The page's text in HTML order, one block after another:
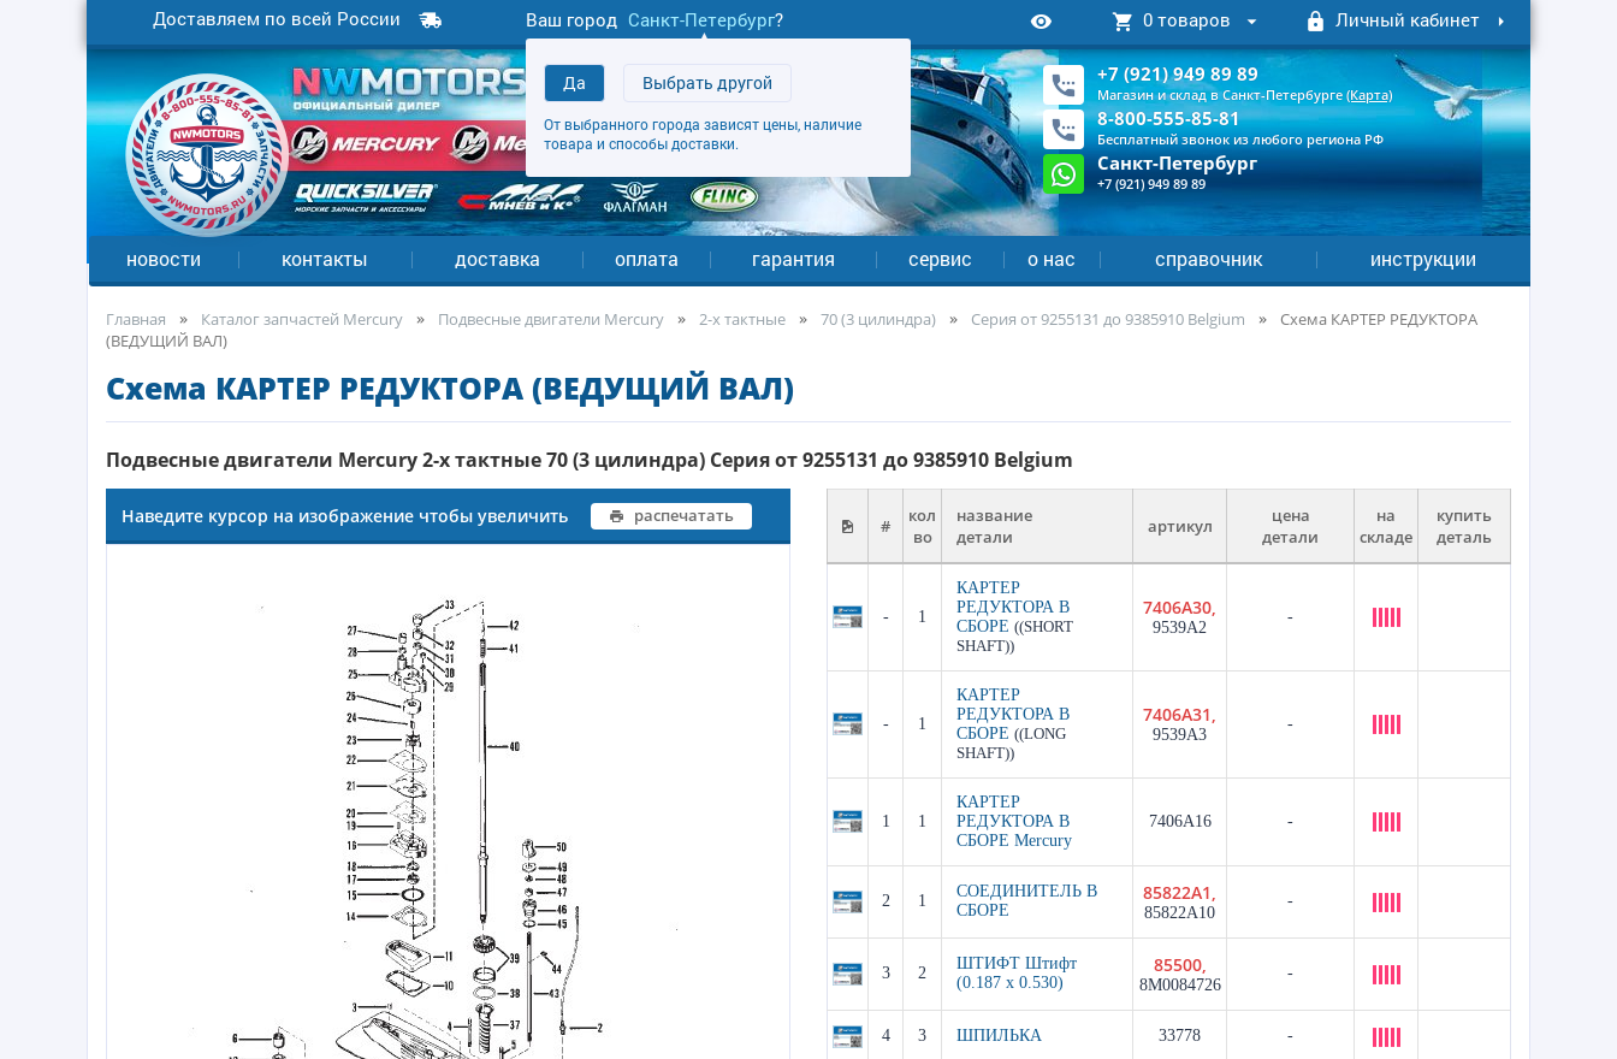
Доставляем по всей России Ваш город Санкт-Петербург?
Да Выбрать другой
От выбранного города зависят цены, наличие
товара и способы доставки.
0 товаров Личный кабинет
+7 (921) 949 89 89
Магазин и склад в Санкт-Петербурге (Карта)
8-800-555-85-81
Бесплатный звонок из любого региона РФ
Санкт-Петербург
+7 (921) 949 89 89
новости контакты доставка оплата гарантия сервис о нас справочник инструкции
Главная Каталог запчастей Mercury Подвесные двигатели Mercury 2-х тактные 70 (3 цилиндра) Серия от 9255131 до 9385910 Belgium
Cхема КАРТЕР РЕДУКТОРА
(ВЕДУЩИЙ ВАЛ)
Cхема КАРТЕР РЕДУКТОРА (ВЕДУЩИЙ ВАЛ)
Подвесные двигатели Mercury 2-х тактные 70 (3 цилиндра) Серия от 9255131 до 9385910 Belgium
Наведите курсор на изображение чтобы увеличить распечатать #
кол
во
название
детали
артикул
цена
детали
на
складе
купить
деталь
- 1
КАРТЕР
РЕДУКТОРА В
СБОРЕ ((SHORT
SHAFT))
7406A30,
9539A2
-
- 1
КАРТЕР
РЕДУКТОРА В
СБОРЕ ((LONG
SHAFT))
7406A31,
9539A3
-
1 1
КАРТЕР
РЕДУКТОРА В
СБОРЕ Mercury
7406A16 -
2 1
СОЕДИНИТЕЛЬ В
СБОРЕ
85822A1,
85822A10
-
3 2
ШТИФТ Штифт
(0.187 x 0.530)
85500,
8M0084726
-
4 3 ШПИЛЬКА 33778 -